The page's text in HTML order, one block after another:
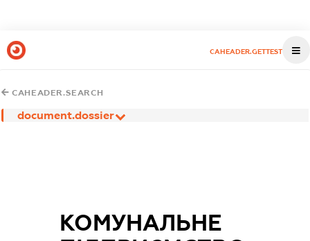
CAHEADER.GETTEST
CAHEADER.SEARCH
document.dossier
КОМУНАЛЬНЕ